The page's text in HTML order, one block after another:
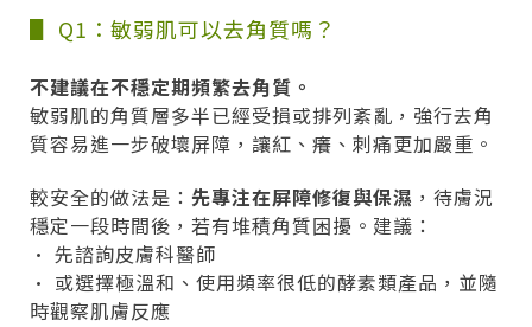
▋ Q1：敏弱肌可以去角質嗎？
不建議在不穩定期頻繁去角質。
敏弱肌的角質層多半已經受損或排列紊亂，強行去角
質容易進一步破壞屏障，讓紅、癢、刺痛更加嚴重。
較安全的做法是： 先專注在屏障修復與保濕 ，待膚況
穩定一段時間後，若有堆積角質困擾。建議：
• 先諮詢皮膚科醫師
• 或選擇極溫和、使用頻率很低的酵素類產品，並隨
時觀察肌膚反應